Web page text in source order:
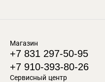
Магазин
+7 831 297-50-95
+7 910-393-80-26
Сервисный центр